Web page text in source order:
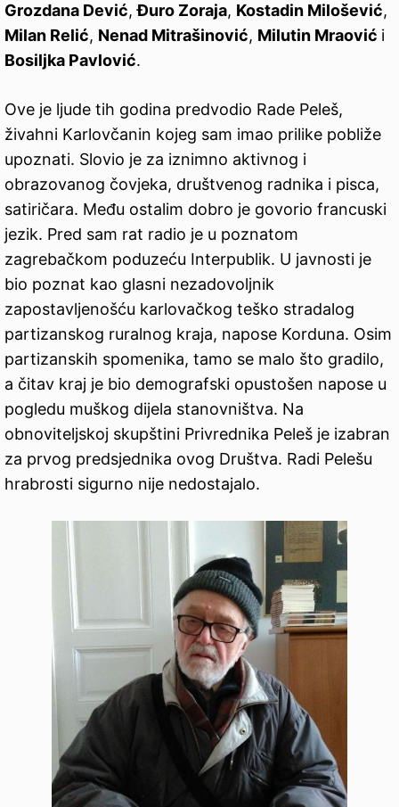
Grozdana Dević,Đuro Zoraja, Kostadin Milošević,
Milan Relić, Nenad Mitrašinović, Milutin Mraović i
Bosiljka Pavlović.
Ove je ljude tih godina predvodio Rade Peleš,
živahni Karlovčanin kojeg sam imao prilike pobliže
upoznati. Slovio je za iznimno aktivnog i
obrazovanog čovjeka, društvenog radnika i pisca,
satiričara. Među ostalim dobro je govorio francuski
jezik. Pred sam rat radio je u poznatom
zagrebačkom poduzeću Interpublik. U javnosti je
bio poznat kao glasni nezadovoljnik
zapostavljenošću karlovačkog teško stradalog
partizanskog ruralnog kraja, napose Korduna. Osim
partizanskih spomenika, tamo se malo što gradilo,
a čitav kraj je bio demografski opustošen napose u
pogledu muškog dijela stanovništva. Na
obnoviteljskoj skupštini Privrednika Peleš je izabran
za prvog predsjednika ovog Društva. Radi Pelešu
hrabrosti sigurno nije nedostajalo.